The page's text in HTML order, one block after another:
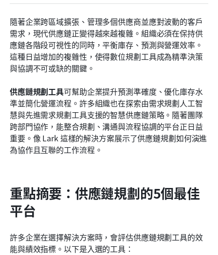
隨著企業跨區域擴張、管理多個供應商並應對波動的客戶
需求，現代供應鏈正變得越來越複雜。組織必須在保持供
應鏈各階段可視性的同時，平衡庫存、預測與營運效率。
這種日益增加的複雜性，使得數位規劃工具成為精準決策
與協調不可或缺的關鍵。
供應鏈規劃工具可幫助企業提升預測準確度、優化庫存水
準並簡化營運流程。許多組織也在探索由需求規劃人工智
慧與先進需求規劃工具支援的智慧供應鏈策略。隨著團隊
跨部門協作，能整合規劃、溝通與流程協調的平台正日益
重要。像 Lark 這樣的解決方案展示了供應鏈規劃如何演進
為協作且互聯的工作流程。
重點摘要：供應鏈規劃的5個最佳
平台
許多企業在選擇解決方案時，會評估供應鏈規劃工具的效
能與績效指標。以下是入選的工具：
什麼是供應鏈規劃解決方案？
供應鏈規劃平台如何支援現代團隊
智慧供應鏈規劃的十大平台
在供應鏈規劃工具中應注意的事項
智慧供應鏈規劃工具的新興趨勢
結論
常見問題
相關閱讀